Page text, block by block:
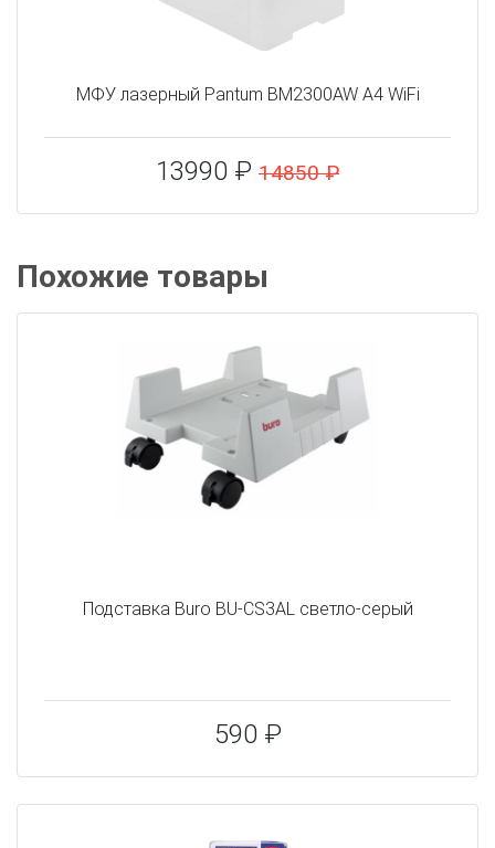
МФУ лазерный Pantum BM2300AW A4 WiFi
13990 ₽ 14850 ₽
Похожие товары
Подставка Buro BU-CS3AL светло-серый
590 ₽